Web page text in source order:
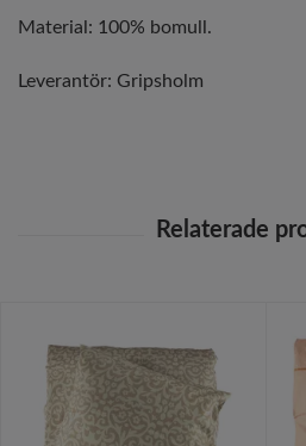
Material: 100% bomull.
Leverantör: Gripsholm